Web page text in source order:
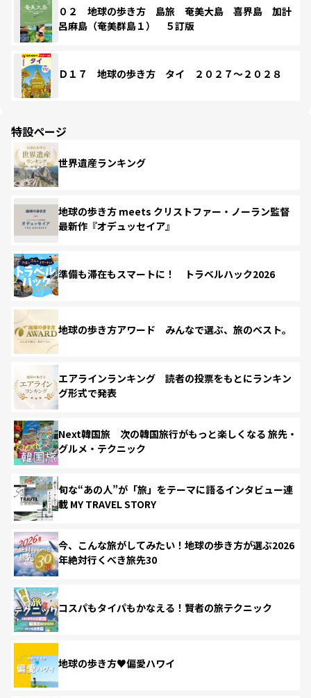
０２ 地球の歩き方 島旅 奄美大島 喜界島 加計
呂麻島（奄美群島１） ５訂版
Ｄ１７ 地球の歩き方 タイ ２０２７～２０２８
特設ページ
世界遺産ランキング
地球の歩き方 meets クリストファー・ノーラン監督
最新作『オデュッセイア』
準備も滞在もスマートに！ トラベルハック2026
地球の歩き方アワード みんなで選ぶ、旅のベスト。
エアラインランキング 読者の投票をもとにランキン
グ形式で発表
Next韓国旅 次の韓国旅行がもっと楽しくなる 旅先・
グルメ・テクニック
旬な“あの人”が「旅」をテーマに語るインタビュー連
載 MY TRAVEL STORY
今、こんな旅がしてみたい！地球の歩き方が選ぶ2026
年絶対行くべき旅先30
コスパもタイパもかなえる！賢者の旅テクニック
地球の歩き方♥偏愛ハワイ